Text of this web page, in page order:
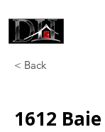
< Back
1612